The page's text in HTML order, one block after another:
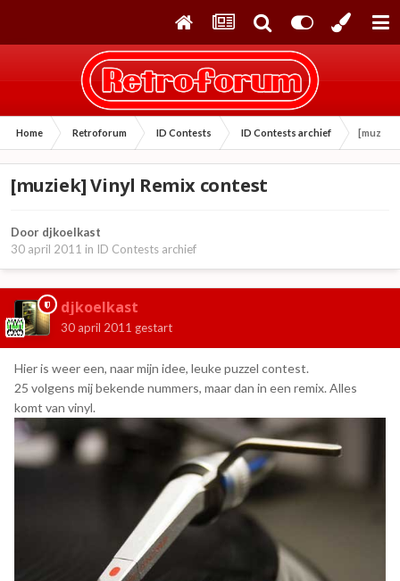
Home Retroforum ID Contests ID Contests archief [muziek]
[muziek] Vinyl Remix contest
Door djkoelkast
30 april 2011 in ID Contests archief
djkoelkast
30 april 2011 gestart
Hier is weer een, naar mijn idee, leuke puzzel contest.
25 volgens mij bekende nummers, maar dan in een remix. Alles
komt van vinyl.